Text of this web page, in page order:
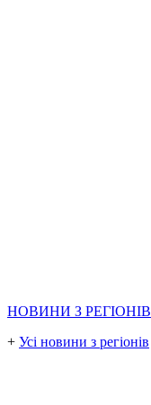
НОВИНИ З РЕГІОНІВ
+ Усі новини з регіонів